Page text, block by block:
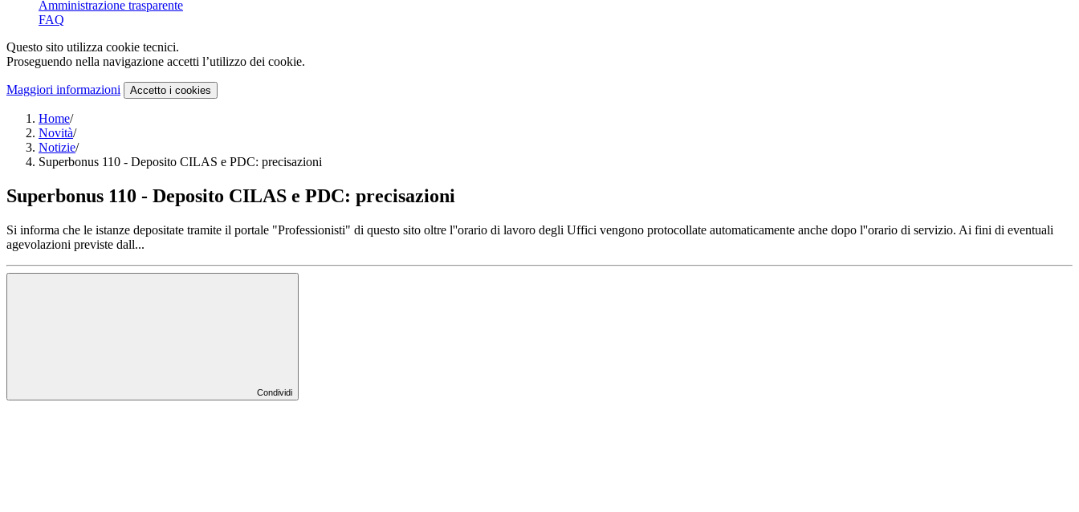
Amministrazione trasparente
FAQ
Questo sito utilizza cookie tecnici.
Proseguendo nella navigazione accetti l’utilizzo dei cookie.
Maggiori informazioni Accetto i cookies
Home/
Novità/
Notizie/
Superbonus 110 - Deposito CILAS e PDC: precisazioni
Superbonus 110 - Deposito CILAS e PDC: precisazioni
Si informa che le istanze depositate tramite il portale "Professionisti" di questo sito oltre l''orario di lavoro degli Uffici vengono protocollate automaticamente anche dopo l''orario di servizio. Ai fini di eventuali
agevolazioni previste dall...
Condividi